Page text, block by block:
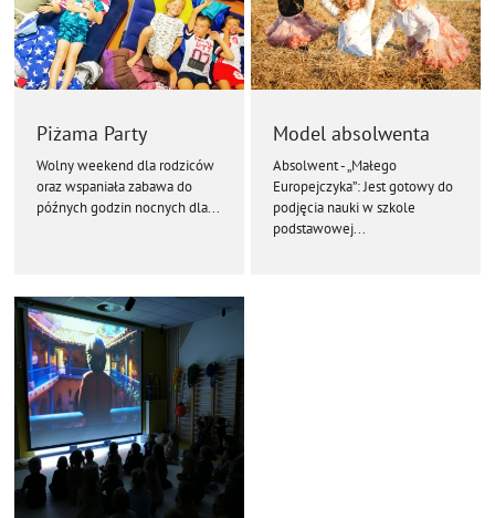
Piżama Party
Wolny weekend dla rodziców
oraz wspaniała zabawa do
późnych godzin nocnych dla...
Model absolwenta
Absolwent - „Małego
Europejczyka”: Jest gotowy do
podjęcia nauki w szkole
podstawowej...